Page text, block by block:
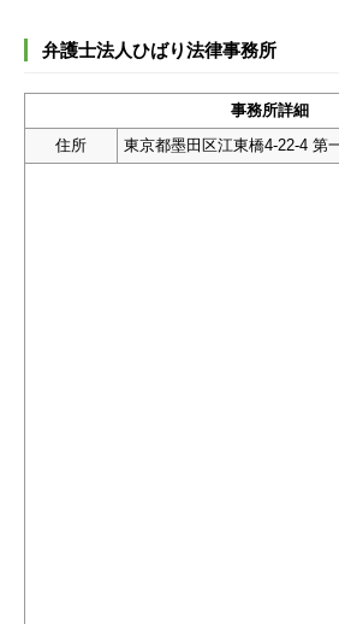
弁護士法人ひばり法律事務所
事務所詳細
住所
東京都墨田区江東橋4-22-4 第